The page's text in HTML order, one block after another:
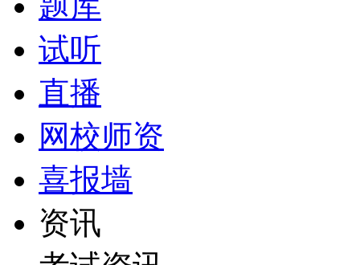
试听
直播
网校师资
喜报墙
资讯